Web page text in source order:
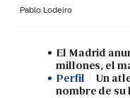
Pablo Lodeiro
El Madrid
millones, el
Perfil
Un
nombre de su